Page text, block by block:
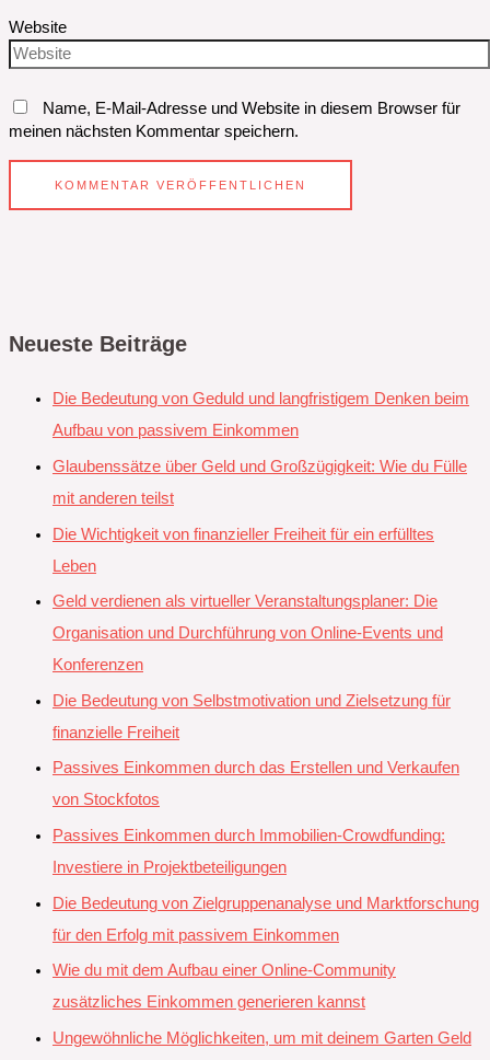
Website
Name, E-Mail-Adresse und Website in diesem Browser für
meinen nächsten Kommentar speichern.
Neueste Beiträge
Die Bedeutung von Geduld und langfristigem Denken beim
Aufbau von passivem Einkommen
Glaubenssätze über Geld und Großzügigkeit: Wie du Fülle
mit anderen teilst
Die Wichtigkeit von finanzieller Freiheit für ein erfülltes
Leben
Geld verdienen als virtueller Veranstaltungsplaner: Die
Organisation und Durchführung von Online-Events und
Konferenzen
Die Bedeutung von Selbstmotivation und Zielsetzung für
finanzielle Freiheit
Passives Einkommen durch das Erstellen und Verkaufen
von Stockfotos
Passives Einkommen durch Immobilien-Crowdfunding:
Investiere in Projektbeteiligungen
Die Bedeutung von Zielgruppenanalyse und Marktforschung
für den Erfolg mit passivem Einkommen
Wie du mit dem Aufbau einer Online-Community
zusätzliches Einkommen generieren kannst
Ungewöhnliche Möglichkeiten, um mit deinem Garten Geld